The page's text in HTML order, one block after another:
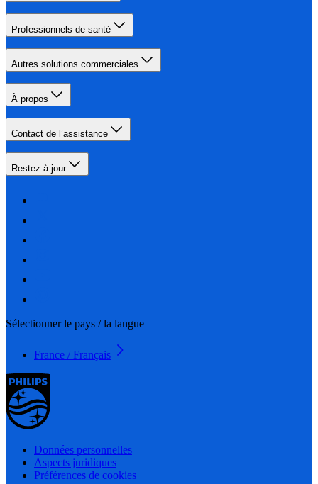
Professionnels de santé
Autres solutions commerciales
À propos
Contact de l’assistance
Restez à jour
Sélectionner le pays / la langue
France / Français
Données personnelles
Aspects juridiques
Préférences de cookies